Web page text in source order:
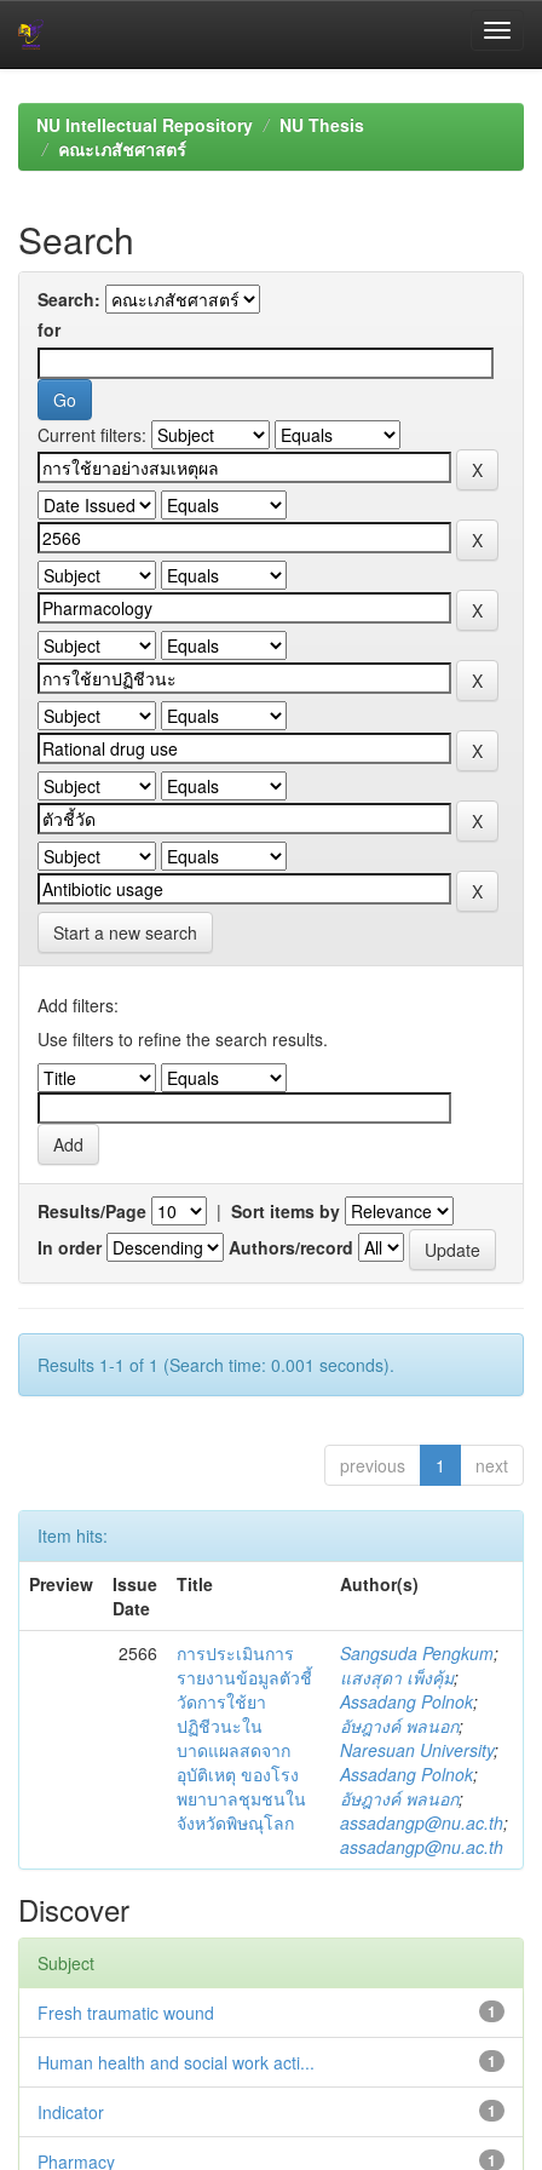
navigationNU Intellectual Repository
NU Thesis
คณะเภสัชศาสตร์
Search
Search:
for
Current filters:
Start a new search
Add filters:
Use filters to refine the search results.
Results/Page | Sort items by
In order
Authors/record
Results 1-1 of 1 (Search time: 0.001 seconds).
previous 1 next
Item hits:
Preview
Issue
Date
Title Author(s)
2566
การประเมินการ
รายงานข้อมูลตัวชี้
วัดการใช้ยา
ปฏิชีวนะใน
บาดแผลสดจาก
อุบัติเหตุ ของโรง
พยาบาลชุมชนใน
จังหวัดพิษณุโลก
Sangsuda Pengkum;
แสงสุดา เพ็งคุ้ม;
Assadang Polnok;
อัษฎางค์ พลนอก;
Naresuan University;
Assadang Polnok;
อัษฎางค์ พลนอก;
assadangp@nu.ac.th;
assadangp@nu.ac.th
Discover
Subject
1
Fresh traumatic wound
1
Human health and social work acti...
1
Indicator
1
Pharmacy